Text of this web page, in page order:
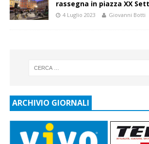
rassegna in piazza XX
4 Luglio 2023 Giovanni Botti
ARCHIVIO GIORNALI